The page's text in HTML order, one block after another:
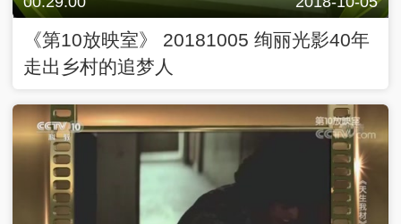
《第10放映室》 20181005 绚丽光影40年
走出乡村的追梦人